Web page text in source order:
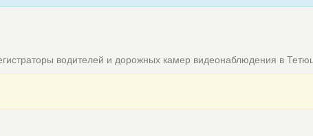
водителей и дорожных камер видеонаблюдения в